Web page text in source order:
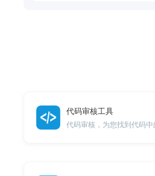
代码审核工具
代码审核，为您找到代码中